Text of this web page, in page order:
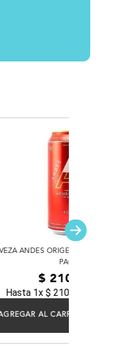
ANDES ORIGEN ROJA
PACK
$ 2100
Hasta 1x $ 2100
AL CARRITO